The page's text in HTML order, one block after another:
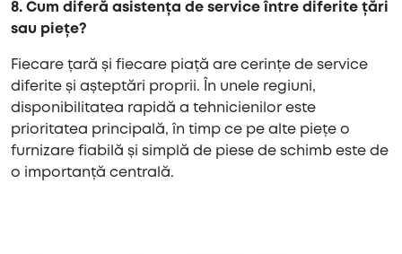
8. Cum diferă asistența de service între diferite țări
sau piețe?
Fiecare țară și fiecare piață are cerințe de service
diferite și așteptări proprii. În unele regiuni,
disponibilitatea rapidă a tehnicienilor este
prioritatea principală, în timp ce pe alte piețe o
furnizare fiabilă și simplă de piese de schimb este de
o importanță centrală.